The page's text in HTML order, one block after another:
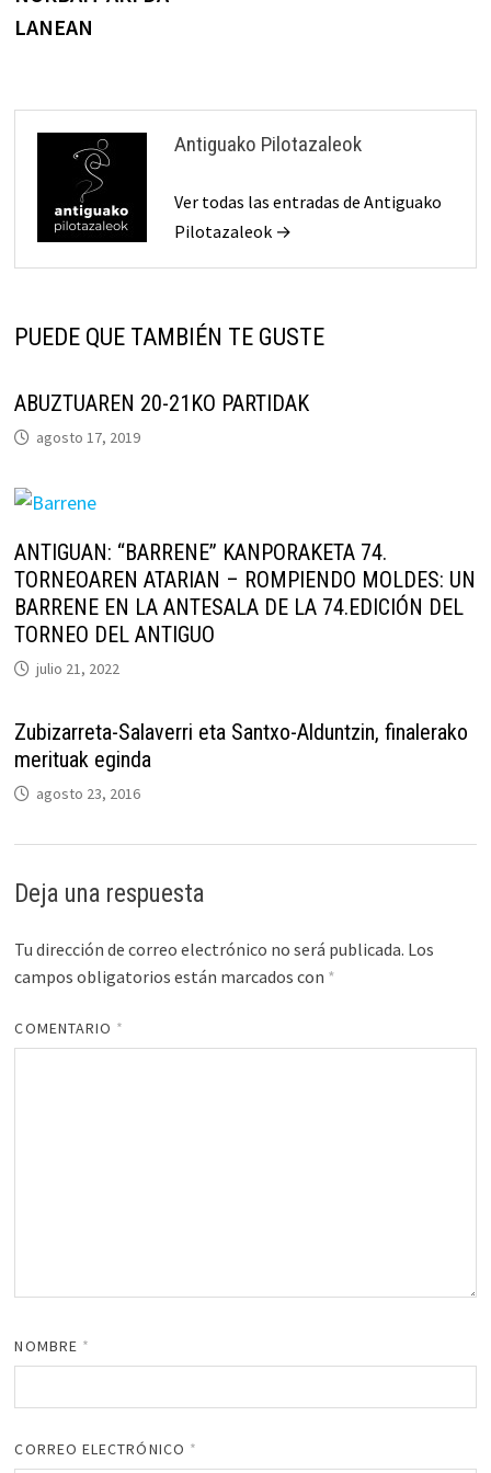
entradas
LANEAN
Antiguako Pilotazaleok
Ver todas las entradas de Antiguako
Pilotazaleok →
PUEDE QUE TAMBIÉN TE GUSTE
ABUZTUAREN 20-21KO PARTIDAK
agosto 17, 2019
ANTIGUAN: “BARRENE” KANPORAKETA 74.
TORNEOAREN ATARIAN – ROMPIENDO MOLDES: UN
BARRENE EN LA ANTESALA DE LA 74.EDICIÓN DEL
TORNEO DEL ANTIGUO
julio 21, 2022
Zubizarreta-Salaverri eta Santxo-Alduntzin, finalerako
merituak eginda
agosto 23, 2016
Deja una respuesta
Tu dirección de correo electrónico no será publicada. Los
campos obligatorios están marcados con *
COMENTARIO *
NOMBRE *
CORREO ELECTRÓNICO *